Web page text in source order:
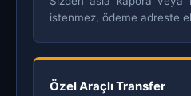
istenmez, ödeme adreste
Özel Araçlı Transfer